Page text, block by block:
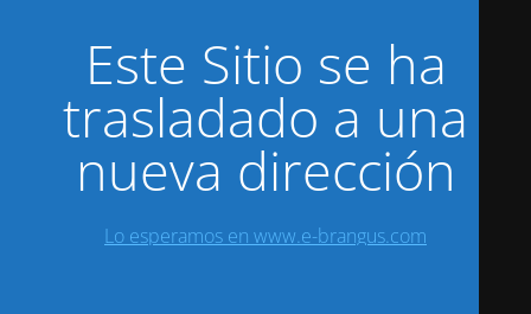
Este Sitio se ha
trasladado a una
nueva dirección
Lo esperamos en www.e-brangus.com